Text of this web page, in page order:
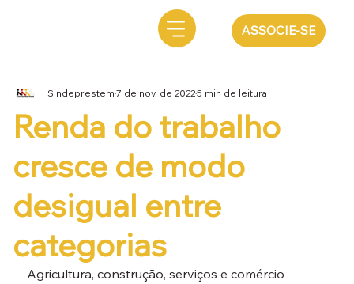
ASSOCIE-SE
Renda do trabalho
cresce de modo
desigual entre
categorias
Sindeprestem7 de nov. de 20225 min de leitura
Agricultura, construção, serviços e comércio